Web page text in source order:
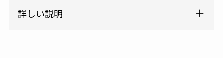
詳しい説明